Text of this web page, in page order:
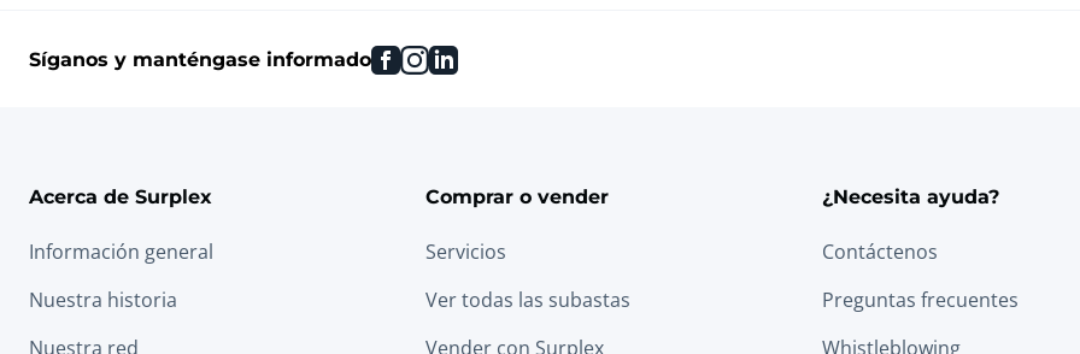
Síganos y manténgase informado facebook
instagram
linkedin
Acerca de Surplex
Información general
Nuestra historia
Nuestra red
Comprar o vender
Servicios
Ver todas las subastas
Vender con Surplex
¿Necesita ayuda?
Contáctenos
Preguntas frecuentes
Whistleblowing